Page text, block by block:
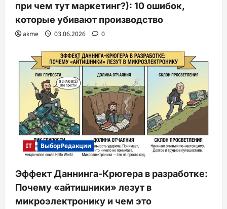
при чем тут маркетинг?): 10 ошибок,
которые убивают производство
akme 03.06.2026 0
IT ВыборРедакции
Эффект Даннинга-Крюгера в разработке:
Почему «айтишники» лезут в
микроэлектронику и чем это